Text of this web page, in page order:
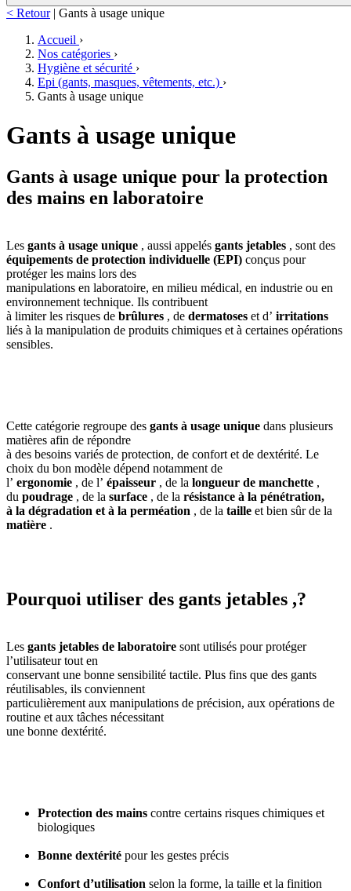
< Retour | Gants à usage unique
Accueil ›
Nos catégories ›
Hygiène et sécurité ›
Epi (gants, masques, vêtements, etc.) ›
Gants à usage unique
Gants à usage unique
Gants à usage unique pour la protection
des mains en laboratoire
Les gants à usage unique , aussi appelés gants jetables , sont des
équipements de protection individuelle (EPI) conçus pour
protéger les mains lors des
manipulations en laboratoire, en milieu médical, en industrie ou en
environnement technique. Ils contribuent
à limiter les risques de brûlures , de dermatoses et d’ irritations
liés à la manipulation de produits chimiques et à certaines opérations
sensibles.
Cette catégorie regroupe des gants à usage unique dans plusieurs
matières afin de répondre
à des besoins variés de protection, de confort et de dextérité. Le
choix du bon modèle dépend notamment de
l’ ergonomie , de l’ épaisseur , de la longueur de manchette ,
du poudrage , de la surface , de la résistance à la pénétration,
à la dégradation et à la perméation , de la taille et bien sûr de la
matière .
Pourquoi utiliser des gants jetables ,?
Les gants jetables de laboratoire sont utilisés pour protéger
l’utilisateur tout en
conservant une bonne sensibilité tactile. Plus fins que des gants
réutilisables, ils conviennent
particulièrement aux manipulations de précision, aux opérations de
routine et aux tâches nécessitant
une bonne dextérité.
Protection des mains contre certains risques chimiques et
biologiques
Bonne dextérité pour les gestes précis
Confort d’utilisation selon la forme, la taille et la finition